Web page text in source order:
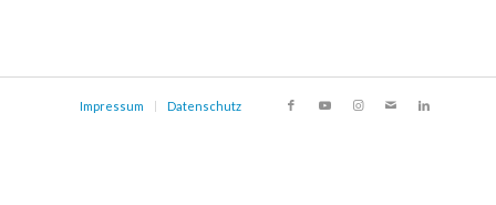
Impressum Datenschutz